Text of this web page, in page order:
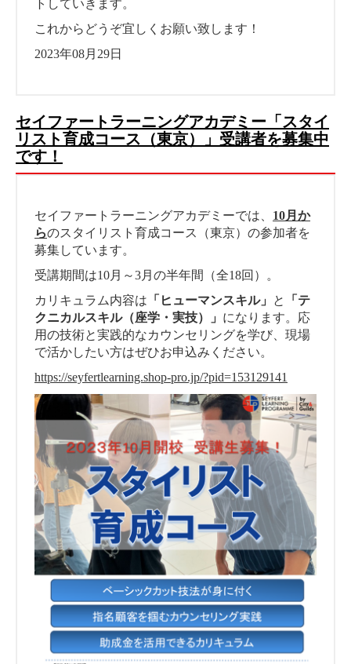
トしていきます。
これからどうぞ宜しくお願い致します！
2023年08月29日
セイファートラーニングアカデミー「スタイ
リスト育成コース（東京）」受講者を募集中
です！
セイファートラーニングアカデミーでは、 10月か
らのスタイリスト育成コース（東京）の参加者を
募集しています。
受講期間は10月～3月の半年間（全18回）。
カリキュラム内容は 「ヒューマンスキル」 と
「テ
クニカルスキル（座学・実技）」 になります。応
用の技術と実践的なカウンセリングを学び、現場
で活かしたい方はぜひお申込みください。
https://seyfertlearning.shop-pro.jp/?pid=153129141